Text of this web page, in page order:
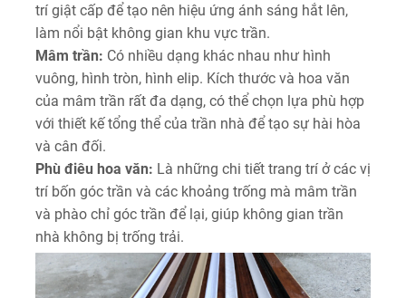
trí giật cấp để tạo nên hiệu ứng ánh sáng hắt lên,
làm nổi bật không gian khu vực trần.
Mâm trần: Có nhiều dạng khác nhau như hình
vuông, hình tròn, hình elip. Kích thước và hoa văn
của mâm trần rất đa dạng, có thể chọn lựa phù hợp
với thiết kế tổng thể của trần nhà để tạo sự hài hòa
và cân đối.
Phù điêu hoa văn: Là những chi tiết trang trí ở các vị
trí bốn góc trần và các khoảng trống mà mâm trần
và phào chỉ góc trần để lại, giúp không gian trần
nhà không bị trống trải.